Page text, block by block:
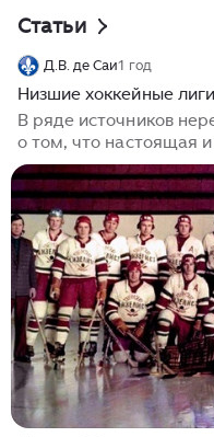
являются
различные
спортсменам
повышать уровень
сезона.
Статьи
Д.В. де Саи1 год
Низшие хоккейные
В ряде источников
о том, что настоящая
хоккее СССР была
в этом тезисе
это связано с тем, что
указанном дивизионе
Хотя и здесь
по уровню
Для начала предлагаю
начнем с самых
в нашей стране...